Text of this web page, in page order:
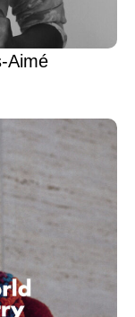
Aimé